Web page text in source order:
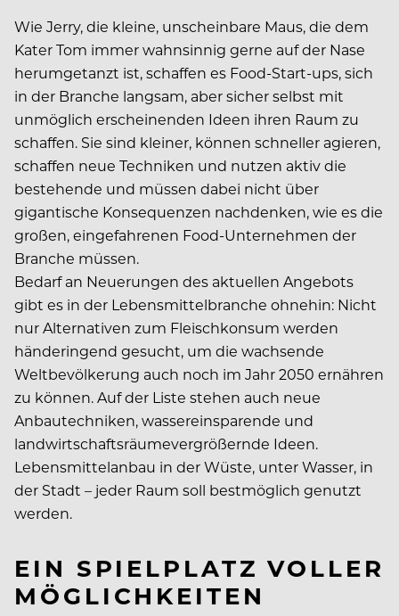
Wie Jerry, die kleine, unscheinbare Maus, die dem
Kater Tom immer wahnsinnig gerne auf der Nase
herumgetanzt ist, schaffen es Food-Start-ups, sich
in der Branche langsam, aber sicher selbst mit
unmöglich erscheinenden Ideen ihren Raum zu
schaffen. Sie sind kleiner, können schneller agieren,
schaffen neue Techniken und nutzen aktiv die
bestehende und müssen dabei nicht über
gigantische Konsequenzen nachdenken, wie es die
großen, eingefahrenen Food-Unternehmen der
Branche müssen.
Bedarf an Neuerungen des aktuellen Angebots
gibt es in der Lebensmittelbranche ohnehin: Nicht
nur Alternativen zum Fleischkonsum werden
händeringend gesucht, um die wachsende
Weltbevölkerung auch noch im Jahr 2050 ernähren
zu können. Auf der Liste stehen auch neue
Anbautechniken, wassereinsparende und
landwirtschaftsräumevergrößernde Ideen.
Lebensmittelanbau in der Wüste, unter Wasser, in
der Stadt – jeder Raum soll bestmöglich genutzt
werden.
EIN SPIELPLATZ VOLLER
MÖGLICHKEITEN